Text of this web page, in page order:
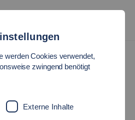
Energietechnik und Mobilität
Energietechnik und
werden Cookies verwendet,
zwingend benötigt
Externe Inhalte